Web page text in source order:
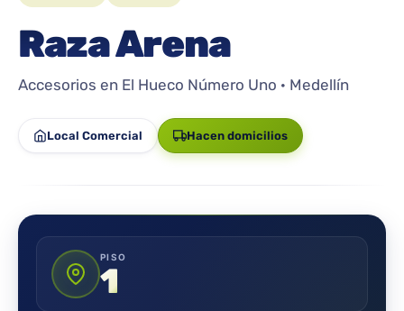
Raza Arena
Accesorios en El Hueco Número Uno · Medellín
Local Comercial Hacen domicilios
PISO
1